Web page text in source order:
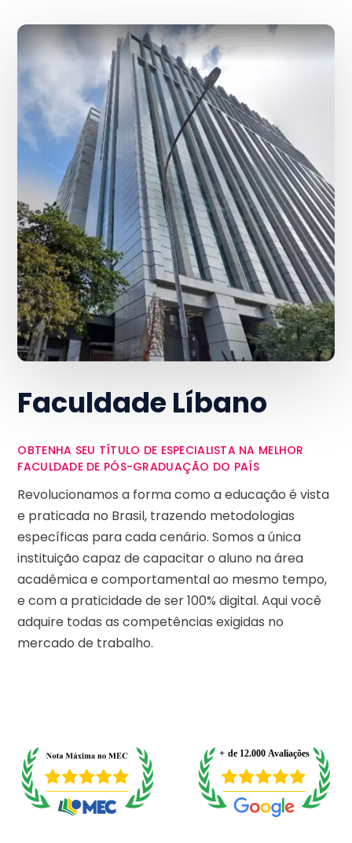
Faculdade Líbano
OBTENHA SEU TÍTULO DE ESPECIALISTA NA MELHOR
FACULDADE DE PÓS-GRADUAÇÃO DO PAÍS
Revolucionamos a forma como a educação é vista
e praticada no Brasil, trazendo metodologias
específicas para cada cenário. Somos a única
instituição capaz de capacitar o aluno na área
acadêmica e comportamental ao mesmo tempo,
e com a praticidade de ser 100% digital. Aqui você
adquire todas as competências exigidas no
mercado de trabalho.